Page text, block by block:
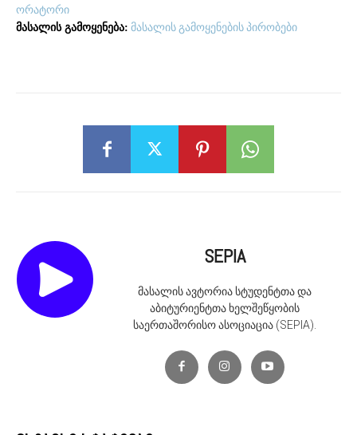
ორატორი
მასალის გამოყენება: მასალის გამოყენების პირობები
SEPIA
მასალის ავტორია სტუდენტთა და
აბიტურიენტთა ხელშეწყობის
საერთაშორისო ასოციაცია (SEPIA).